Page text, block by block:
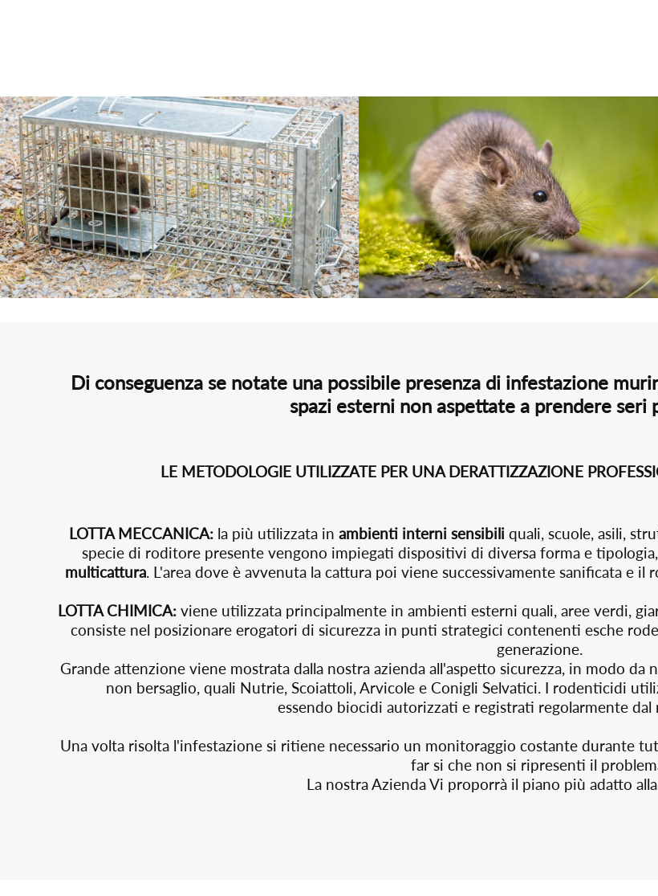
Di conseguenza se notate una possibile presenza di infestazione
spazi esterni non aspettate a prendere seri
LE METODOLOGIE UTILIZZATE PER UNA DERATTIZZAZIONE
LOTTA MECCANICA:la più utilizzata in ambienti interni sensibiliquali, scuole, asili,
specie di roditore presente vengono impiegati dispositivi di diversa forma e
multicattura. L'area dove è avvenuta la cattura poi viene successivamente sanificata e
LOTTA CHIMICA: viene utilizzata principalmente in ambienti esterni quali, aree verdi,
consiste nel posizionare erogatori di sicurezza in punti strategici contenenti esche
generazione.
Grande attenzione viene mostrata dalla nostra azienda all'aspetto sicurezza, in modo
non bersaglio, quali Nutrie, Scoiattoli, Arvicole e Conigli Selvatici. I rodenticidi
essendo biocidi autorizzati e registrati regolarmente dal
Una volta risolta l'infestazione si ritiene necessario un monitoraggio costante durante
far si che non si ripresenti il
La nostra Azienda Vi proporrà il piano più adatto